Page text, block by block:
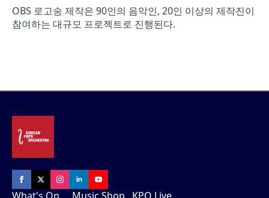
OBS 로고송 제작은 90인의 음악인, 20인 이상의 제작진이
참여하는 대규모 프로젝트로 진행된다.